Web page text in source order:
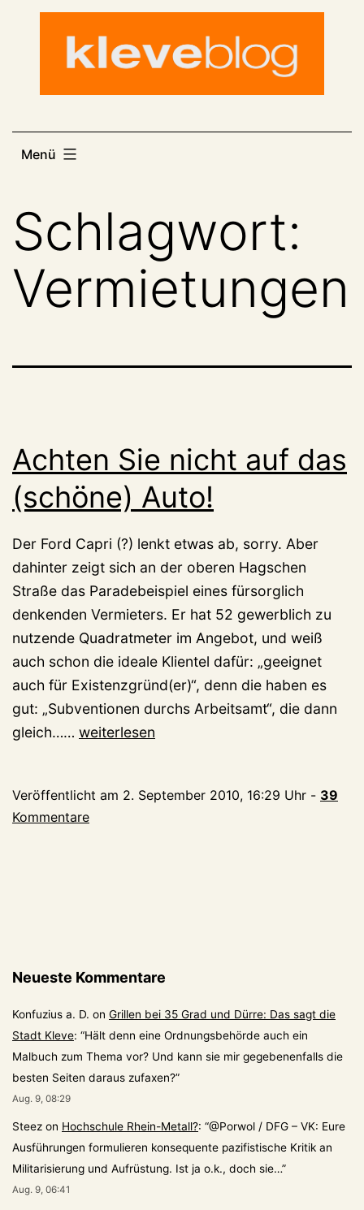
Menü
Schlagwort:
Vermietungen
Achten Sie nicht auf das
(schöne) Auto!
Der Ford Capri (?) lenkt etwas ab, sorry. Aber
dahinter zeigt sich an der oberen Hagschen
Straße das Paradebeispiel eines fürsorglich
denkenden Vermieters. Er hat 52 gewerblich zu
nutzende Quadratmeter im Angebot, und weiß
auch schon die ideale Klientel dafür: „geeignet
auch für Existenzgründ(er)“, denn die haben es
gut: „Subventionen durchs Arbeitsamt“, die dann
gleich…… Achten
auf
das
weiterlesen
Veröffentlicht am 2. September 2010, 16:29 Uhr - 39
Kommentare
Neueste Kommentare
Konfuzius a. D. on Grillen bei 35 Grad und Dürre: Das sagt die
Stadt Kleve: “Hält denn eine Ordnungsbehörde auch ein
Malbuch zum Thema vor? Und kann sie mir gegebenenfalls die
besten Seiten daraus zufaxen?”
Aug. 9, 08:29
Steez on Hochschule Rhein-Metall?: “@Porwol / DFG – VK: Eure
Ausführungen formulieren konsequente pazifistische Kritik an
Militarisierung und Aufrüstung. Ist ja o.k., doch sie…”
Aug. 9, 06:41